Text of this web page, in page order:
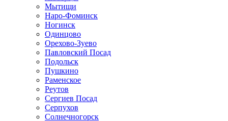
Мытищи
Наро-Фоминск
Ногинск
Одинцово
Орехово-Зуево
Павловский Посад
Подольск
Пушкино
Раменское
Реутов
Сергиев Посад
Серпухов
Солнечногорск